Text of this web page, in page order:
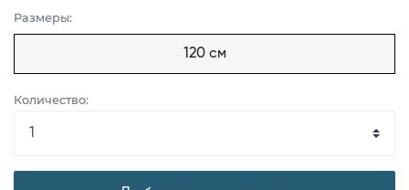
Размеры:
120 см
Количество: